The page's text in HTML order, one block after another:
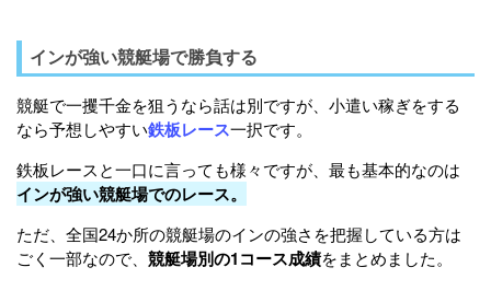
インが強い競艇場で勝負する
競艇で一攫千金を狙うなら話は別ですが、小遣い稼ぎをする
なら予想しやすい鉄板レース一択です。
鉄板レースと一口に言っても様々ですが、最も基本的なのは
インが強い競艇場でのレース。
ただ、全国24か所の競艇場のインの強さを把握している方は
ごく一部なので、 競艇場別の1コース成績をまとめました。